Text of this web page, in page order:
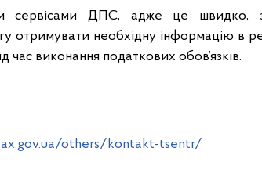
сервісами ДПС, адже це швидко,
отримувати необхідну інформацію в
час виконання податкових обов’язків.
others/kontakt-tsentr/